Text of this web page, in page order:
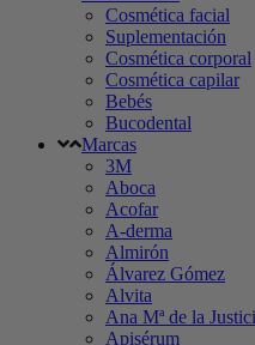
Cosmética facial
Suplementación
Cosmética corporal
Cosmética capilar
Bebés
Bucodental
Marcas
3M
Aboca
Acofar
A-derma
Almirón
Álvarez Gómez
Alvita
Ana Mª de la
Apisérum